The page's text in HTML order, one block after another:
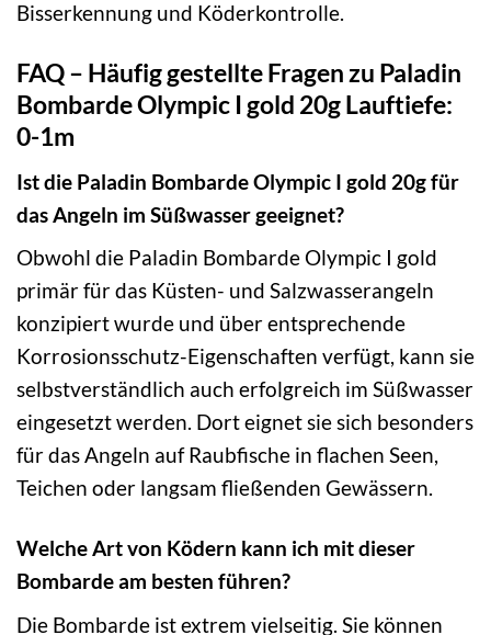
Bisserkennung und Köderkontrolle.
FAQ – Häufig gestellte Fragen zu Paladin
Bombarde Olympic I gold 20g Lauftiefe:
0-1m
Ist die Paladin Bombarde Olympic I gold 20g für
das Angeln im Süßwasser geeignet?
Obwohl die Paladin Bombarde Olympic I gold
primär für das Küsten- und Salzwasserangeln
konzipiert wurde und über entsprechende
Korrosionsschutz-Eigenschaften verfügt, kann sie
selbstverständlich auch erfolgreich im Süßwasser
eingesetzt werden. Dort eignet sie sich besonders
für das Angeln auf Raubfische in flachen Seen,
Teichen oder langsam fließenden Gewässern.
Welche Art von Ködern kann ich mit dieser
Bombarde am besten führen?
Die Bombarde ist extrem vielseitig. Sie können